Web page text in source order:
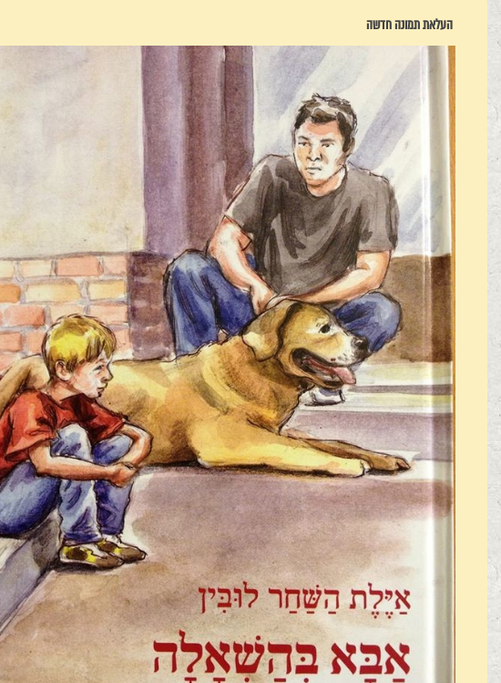
העלאת תמונה חדשה